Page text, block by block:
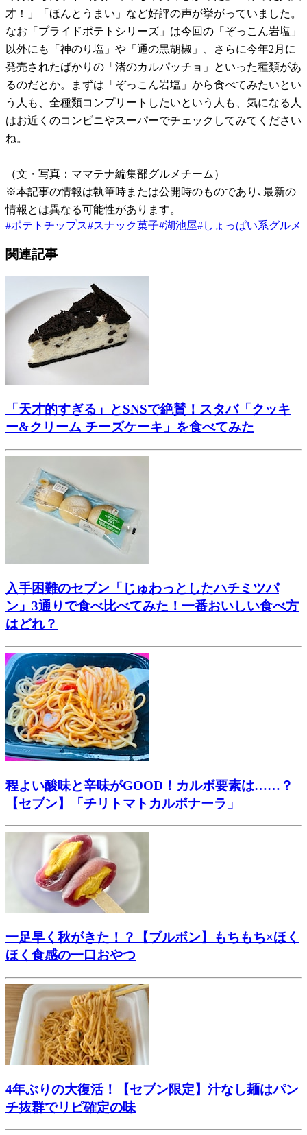
才！」「ほんとうまい」など好評の声が挙がっていました。
なお「プライドポテトシリーズ」は今回の「ぞっこん岩塩」
以外にも「神のり塩」や「通の黒胡椒」、さらに今年2月に
発売されたばかりの「渚のカルパッチョ」といった種類があ
るのだとか。まずは「ぞっこん岩塩」から食べてみたいとい
う人も、全種類コンプリートしたいという人も、気になる人
はお近くのコンビニやスーパーでチェックしてみてください
ね。
（文・写真：ママテナ編集部グルメチーム）
※本記事の情報は執筆時または公開時のものであり､最新の
情報とは異なる可能性があります。
#ポテトチップス#スナック菓子#湖池屋#しょっぱい系グルメ
関連記事
「天才的すぎる」とSNSで絶賛！スタバ「クッキ
ー&クリーム チーズケーキ」を食べてみた
入手困難のセブン「じゅわっとしたハチミツパ
ン」3通りで食べ比べてみた！一番おいしい食べ方
はどれ？
程よい酸味と辛味がGOOD！カルボ要素は……？
【セブン】「チリトマトカルボナーラ」
一足早く秋がきた！？【ブルボン】もちもち×ほく
ほく食感の一口おやつ
4年ぶりの大復活！【セブン限定】汁なし麺はパン
チ抜群でリピ確定の味